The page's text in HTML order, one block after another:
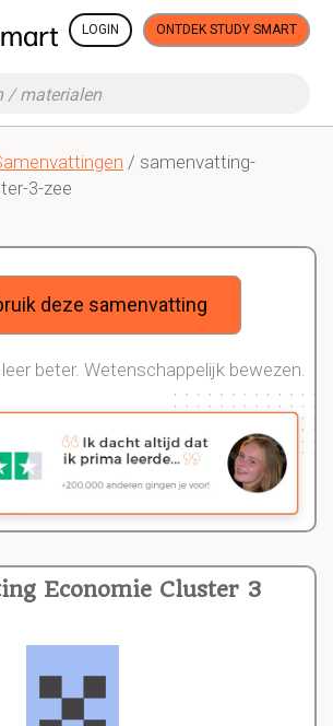
LOGIN ONTDEK STUDY SMART
/ samenvatting-
3-zee
Economie Cluster 3
deze samenvatting
beter. Wetenschappelijk bewezen.